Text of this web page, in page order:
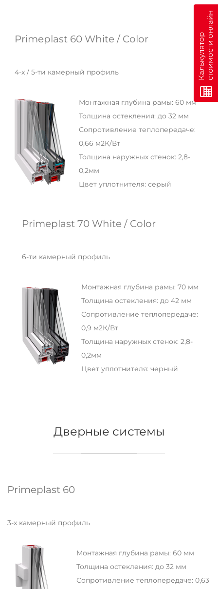
Primeplast 60 White / Color
4-х / 5-ти камерный профиль
Монтажная глубина рамы: 60 мм
Толщина остекления: до 32 мм
Сопротивление теплопередаче:
0,66 м2К/Вт
Толщина наружных стенок: 2,8-
0,2мм
Цвет уплотнителя: серый
Primeplast 70 White / Color
6-ти камерный профиль
Монтажная глубина рамы: 70 мм
Толщина остекления: до 42 мм
Сопротивление теплопередаче:
0,9 м2К/Вт
Толщина наружных стенок: 2,8-
0,2мм
Цвет уплотнителя: черный
Дверные системы
Primeplast 60
3-х камерный профиль
Монтажная глубина рамы: 60 мм
Толщина остекления: до 32 мм
Сопротивление теплопередаче: 0,63
К
а
л
ь
к
у
л
я
т
о
р
с
т
о
и
м
о
с
т
и
о
н
л
а
йн